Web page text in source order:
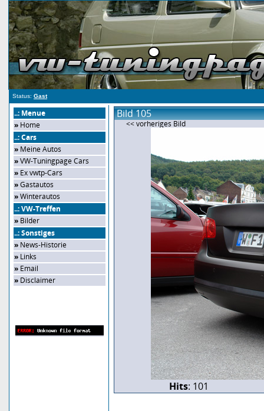
Status: Gast
..: Menue
» Home
..: Cars
» Meine Autos
»VW-Tuningpage Cars
» Ex vwtp-Cars
»Gastautos
»Winterautos
..: VW-Treffen
» Bilder
..: Sonstiges
» News-Historie
» Links
» Email
» Disclaimer
Bild 105
<< vorheriges Bild
Hits: 101